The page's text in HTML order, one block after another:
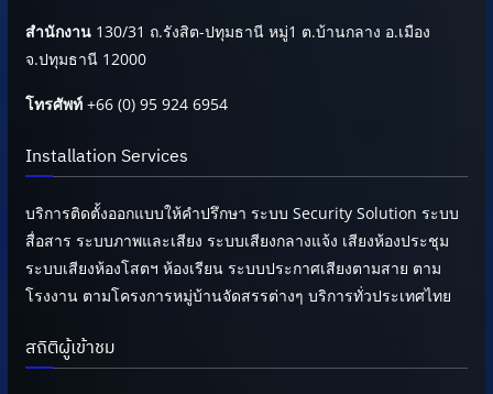
สำนักงาน130/31 ถ.รังสิต-ปทุมธานี หมู่1 ต.บ้านกลาง อ.เมือง
จ.ปทุมธานี 12000
โทรศัพท์+66 (0) 95 924 6954
Installation Services
บริการติดตั้งออกแบบให้คำปรึกษา ระบบ Security Solution ระบบ
สื่อสาร ระบบภาพและเสียง ระบบเสียงกลางแจ้ง เสียงห้องประชุม
ระบบเสียงห้องโสตฯ ห้องเรียน ระบบประกาศเสียงตามสาย ตาม
โรงงาน ตามโครงการหมู่บ้านจัดสรรต่างๆ บริการทั่วประเทศไทย
สถิติผู้เข้าชม